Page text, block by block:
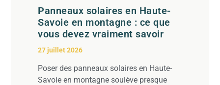
Panneaux solaires en Haute-
Savoie en montagne : ce que
vous devez vraiment savoir
27 juillet 2026
Poser des panneaux solaires en Haute-
Savoie en montagne soulève presque